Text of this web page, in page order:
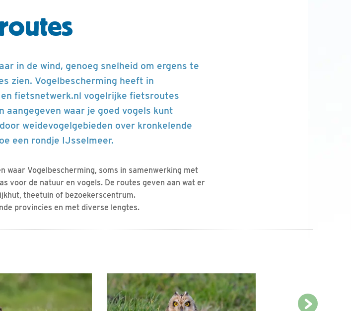
in de wind, genoeg snelheid om ergens te
zien. Vogelbescherming heeft in
fietsnetwerk.nl vogelrijke fietsroutes
aangegeven waar je goed vogels kunt
weidevogelgebieden over kronkelende
een rondje IJsselmeer.
waar Vogelbescherming, soms in samenwerking met
voor de natuur en vogels. De routes geven aan wat er
theetuin of bezoekerscentrum.
provincies en met diverse lengtes.